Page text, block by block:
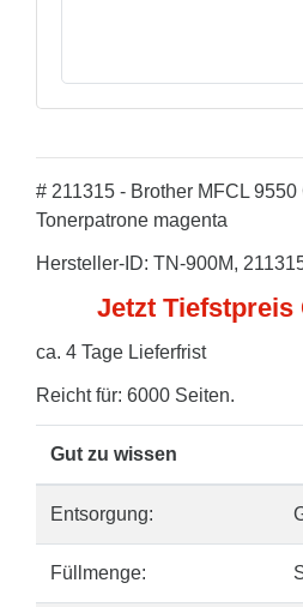
# 211315 - Brother MFCL 9550
Tonerpatrone magenta
Hersteller-ID: TN-900M,
Jetzt Tiefstpreis
ca. 4 Tage Lieferfrist
Reicht für: 6000 Seiten.
Gut zu wissen
Entsorgung:
Füllmenge: